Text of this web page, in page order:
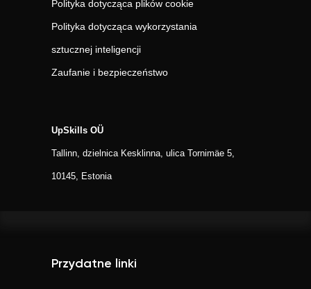
Polityka dotycząca plików cookie
Polityka dotycząca wykorzystania
sztucznej inteligencji
Zaufanie i bezpieczeństwo
UpSkills OÜ
Tallinn, dzielnica Kesklinna, ulica Tornimäe 5,
10145, Estonia
Przydatne linki